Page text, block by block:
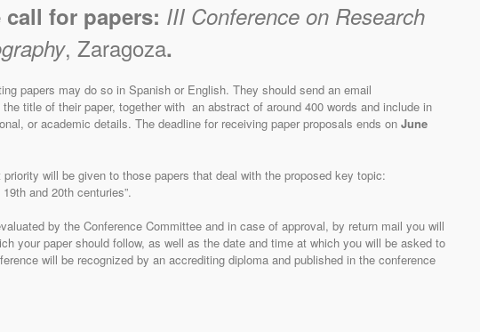
for papers: III Conference on Research
, Zaragoza.
papers may do so in Spanish or English. They should send an email
title of their paper, together with an abstract of around 400 words and include in
or academic details. The deadline for receiving paper proposals ends on June
will be given to those papers that deal with the proposed key topic:
and 20th centuries”.
by the Conference Committee and in case of approval, by return mail you will
your paper should follow, as well as the date and time at which you will be asked to
will be recognized by an accrediting diploma and published in the conference